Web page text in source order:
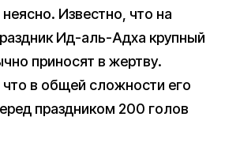
Известно, что на
Ид-аль-Адха крупный
приносят в жертву.
в общей сложности его
праздником 200 голов